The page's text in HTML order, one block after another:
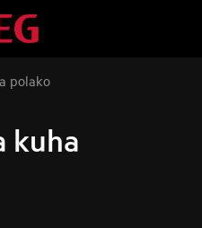
polako
kuha